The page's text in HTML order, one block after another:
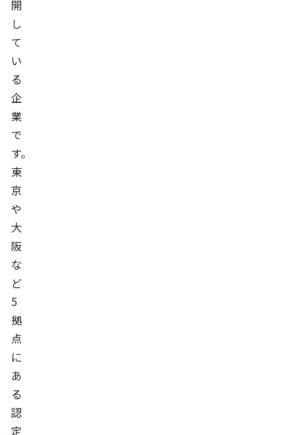
開
し
て
い
る
企
業
で
す。
東
京
や
大
阪
な
ど
5
拠
点
に
あ
る
認
定